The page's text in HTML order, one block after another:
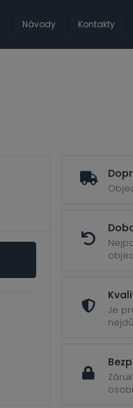
Návody Kontakty
Je